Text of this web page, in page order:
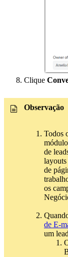
Clique
Observação
Todos
de
de
os
de E-
um